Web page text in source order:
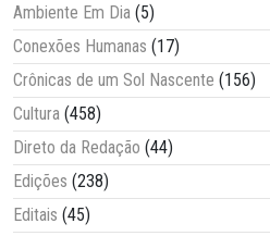
Ambiente Em Dia (5)
Conexões Humanas (17)
Crônicas de um Sol Nascente (156)
Cultura (458)
Direto da Redação (44)
Edições (238)
Editais (45)